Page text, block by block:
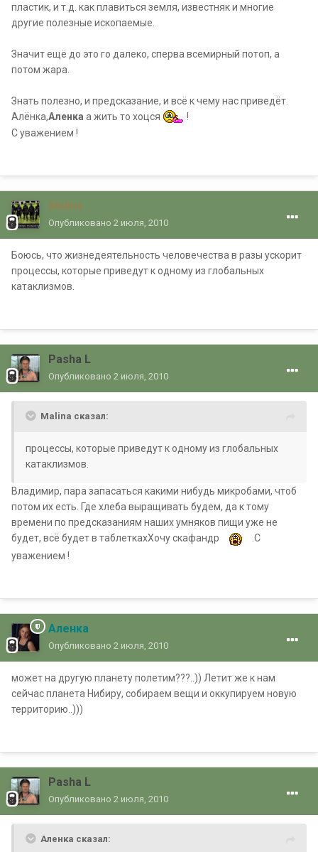
пластик, и т.д. как плавиться земля, известняк и многие
другие полезные ископаемые.
Значит ещё до это го далеко, сперва всемирный потоп, а
потом жара.
Знать полезно, и предсказание, и всё к чему нас приведёт.
Алёнка,Аленка а жить то хоцся
!
С уважением !
Malina
Опубликовано 2 июля, 2010
Боюсь, что жизнедеятельность человечества в разы ускорит
процессы, которые приведут к одному из глобальных
катаклизмов.
Pasha L
Опубликовано 2 июля, 2010
Malina сказал:
процессы, которые приведут к одному из глобальных
катаклизмов.
Владимир, пара запасаться какими нибудь микробами, чтоб
потом их есть. Где хлеба выращивать будем, да к тому
времени по предсказаниям наших умняков пищи уже не
будет, всё будет в таблеткахХочу скафандр
.С
уважением !
Аленка
Опубликовано 2 июля, 2010
может на другую планету полетим???..)) Летит же к нам
сейчас планета Нибиру, собираем вещи и оккупируем новую
территорию..)))
Pasha L
Опубликовано 2 июля, 2010
Аленка сказал: